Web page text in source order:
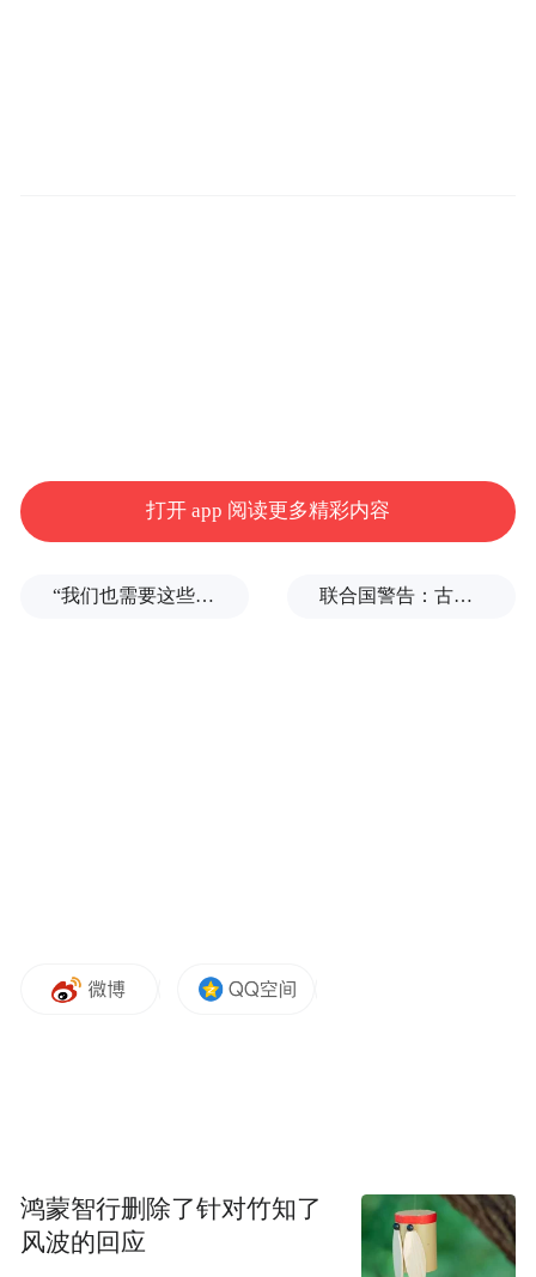
打开 app 阅读更多精彩内容
“我们也需要这些导弹啊”，特朗普公开拒绝泽连斯基！ 联合国警告：古巴或变成沉默的加沙
鸿蒙智行删除了针对竹知了
风波的回应